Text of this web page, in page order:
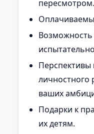
пересмотром.
Перспективы
личностного
ваших
Подарки к
их детям.